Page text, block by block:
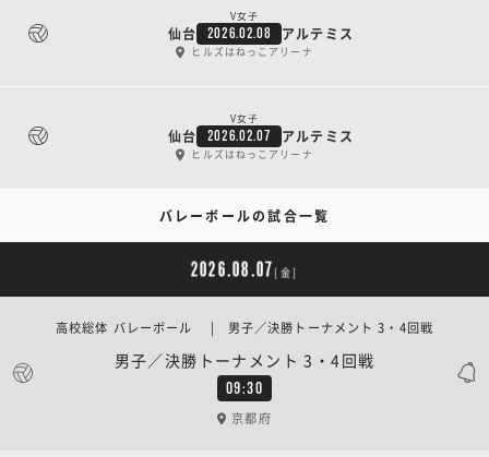
V女子
仙台 2026.02.08 アルテミス
ヒルズはねっこアリーナ
V女子
仙台 2026.02.07 アルテミス
ヒルズはねっこアリーナ
バレーボールの試合一覧
2026.08.07 [金]
09:30
男子／決勝トーナメント 3・4回戦
高校総体 バレーボール | 男子／決勝トーナメント 3・4回戦
京都府